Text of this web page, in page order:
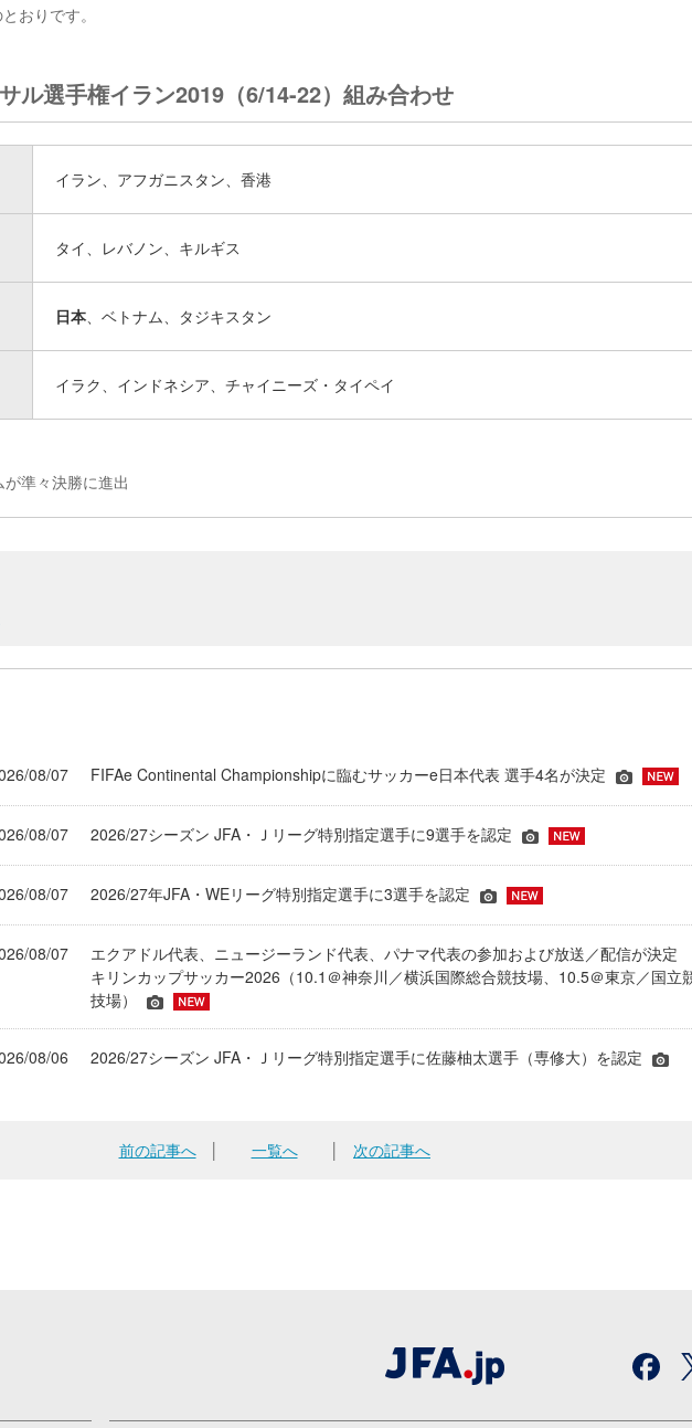
おりです。
ル選手権イラン2019（6/14-22）組み合わせ
イラン、アフガニスタン、香港
タイ、レバノン、キルギス
日本、ベトナム、タジキスタン
イラク、インドネシア、チャイニーズ・タイペイ
準々決勝に進出
08/07 FIFAe Continental Championshipに臨むサッカーe日本代表 選手4名が決定
08/07 2026/27シーズン JFA・Ｊリーグ特別指定選手に9選手を認定
08/07 2026/27年JFA・WEリーグ特別指定選手に3選手を認定
08/07
エクアドル代表、ニュージーランド代表、パナマ代表の参加および放送／配信が決定
キリンカップサッカー2026（10.1＠神奈川／横浜国際総合競技場、10.5＠東京／国立
技場）
08/06 2026/27シーズン JFA・Ｊリーグ特別指定選手に佐藤柚太選手（専修大）を認定
前の記事へ│ 一覧へ 次の記事へ